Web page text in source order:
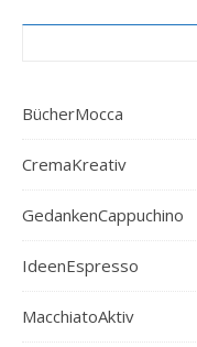
BücherMocca
CremaKreativ
GedankenCappuchino
IdeenEspresso
MacchiatoAktiv